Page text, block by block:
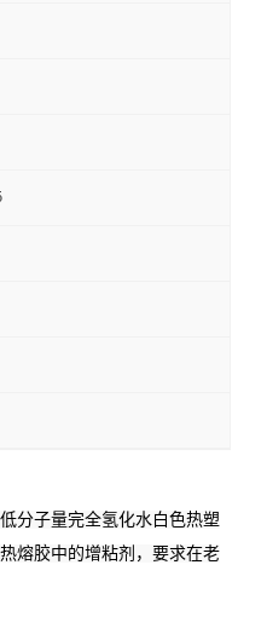
分子量完全氢化水白色热塑
熔胶中的增粘剂，要求在老